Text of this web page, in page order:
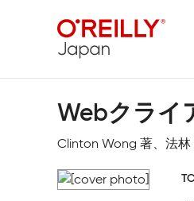
Webクライ
Clinton Wong 著、法林